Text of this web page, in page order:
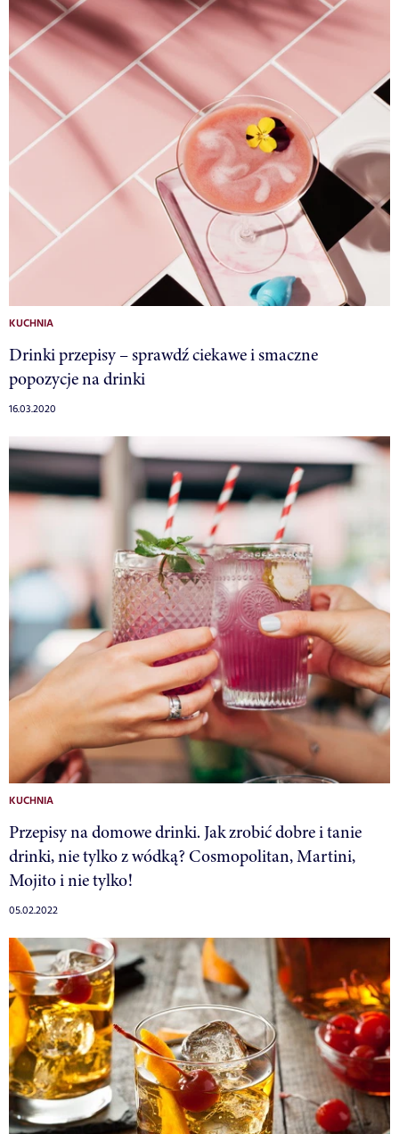
KUCHNIA
Drinki przepisy – sprawdź ciekawe i smaczne
popozycje na drinki
16.03.2020
KUCHNIA
Przepisy na domowe drinki. Jak zrobić dobre i tanie
drinki, nie tylko z wódką? Cosmopolitan, Martini,
Mojito i nie tylko!
05.02.2022